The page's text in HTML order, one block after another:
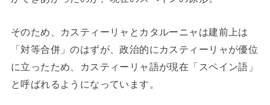
そのため、カスティーリャとカタルーニャは建前上は
「対等合併」のはずが、政治的にカスティーリャが優位
に立ったため、カスティーリャ語が現在「スペイン語」
と呼ばれるようになっています。